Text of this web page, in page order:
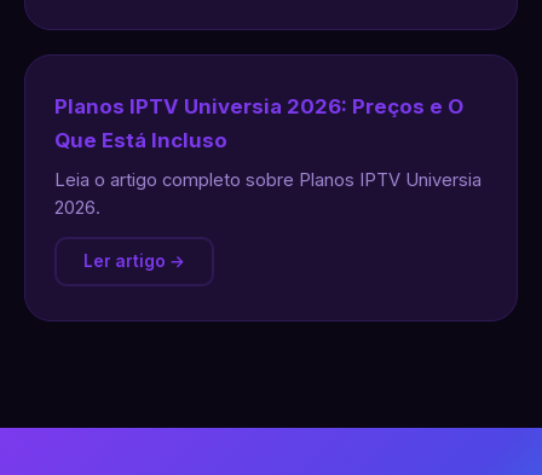
Planos IPTV Universia 2026: Preços e O
Que Está Incluso
Leia o artigo completo sobre Planos IPTV Universia
2026.
Ler artigo →